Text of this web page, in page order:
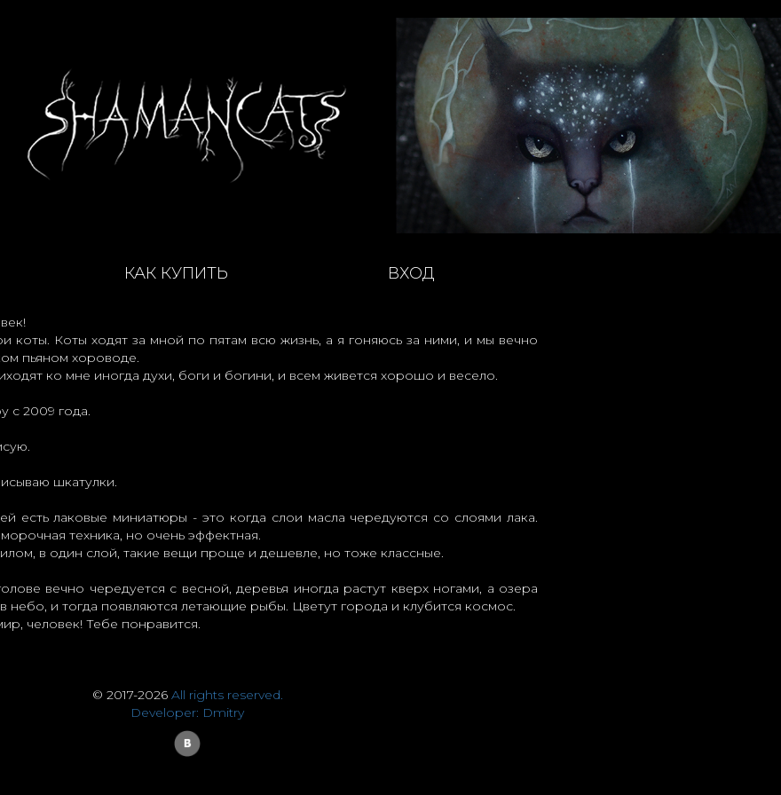
КАК КУПИТЬ ВХОД
коты. Коты ходят за мной по пятам всю жизнь, а я гоняюсь за ними, и мы вечно
пьяном хороводе.
ко мне иногда духи, боги и богини, и всем живется хорошо и весело.
с 2009 года.
шкатулки.
есть лаковые миниатюры - это когда слои масла чередуются со слоями лака.
техника, но очень эффектная.
в один слой, такие вещи проще и дешевле, но тоже классные.
вечно чередуется с весной, деревья иногда растут кверх ногами, а озера
небо, и тогда появляются летающие рыбы. Цветут города и клубится космос.
человек! Тебе понравится.
© 2017-2026 All rights reserved.
Developer: Dmitry